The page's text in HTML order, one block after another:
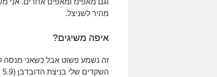
וגם מאפינז ומאפים אחרים. אני
מהיר לשניצל.
איפה משיגים?
זה נשמע פשוט אבל כשאני מנסה